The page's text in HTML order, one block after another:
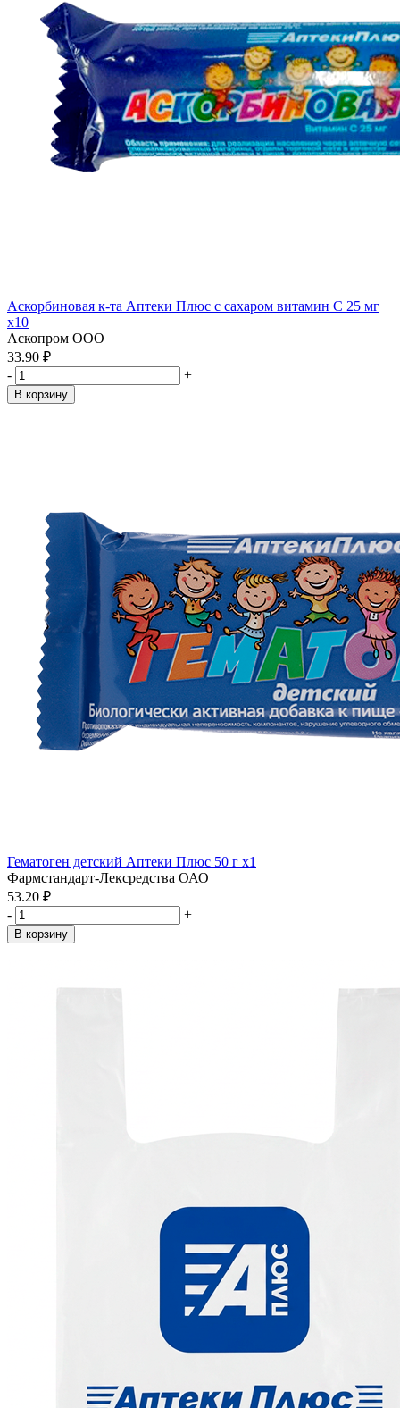
Аскорбиновая к-та Аптеки Плюс с сахаром витамин С 25 мг
x10
Аскопром ООО
33.90 ₽
-
+
В корзину
Гематоген детский Аптеки Плюс 50 г x1
Фармстандарт-Лексредства ОАО
53.20 ₽
-
+
В корзину